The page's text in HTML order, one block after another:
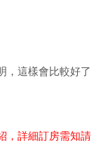
，這樣會比較好了
，詳細訂房需知請